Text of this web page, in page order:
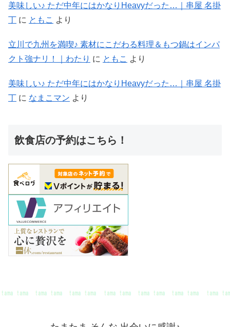
美味しい♪ ただ中年にはかなりHeavyだった…｜串屋 名掛
丁 に ともこ より
立川で九州を満喫♪ 素材にこだわる料理＆もつ鍋はインパ
クト強ナリ！｜わたり に ともこ より
美味しい♪ ただ中年にはかなりHeavyだった…｜串屋 名掛
丁 に なまこマン より
飲食店の予約はこちら！